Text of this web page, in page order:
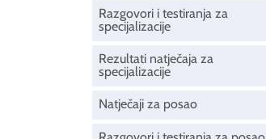
Razgovori i testiranja za
specijalizacije
Rezultati natječaja za
specijalizacije
Natječaji za posao